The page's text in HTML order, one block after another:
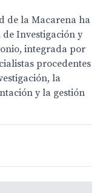
de la Macarena ha
Investigación y
integrada por
procedentes
la
y la gestión